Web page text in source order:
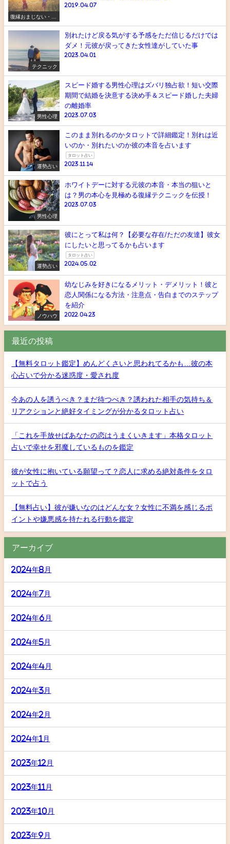
復縁おまじない・ス
ピリチュアル
2019.04.07
テクニック
別れたけど戻る気がする予感をただ信じるだけでは
ダメ！元彼が戻ってきた女性達がしていた事
2023.04.01
男性心理
スピード婚する男性心理はズバリ独占欲！短い交際
期間で結婚を決意する決め手＆スピード婚した夫婦
の離婚率
2023.07.03
運勢占い
このまま別れるのかタロットで詳細鑑定！別れは近
いのか・別れたいのか彼の本音を占います
タロット占い
2023.11.14
男性心理
ホワイトデーに対する元彼の本音・本当の狙いと
は？男の本心を見極める復縁テクニックを伝授！
2023.07.03
運勢占い
彼にとって私は何？【必要な存在/ただの友達】彼女
にしたいと思ってるかも占います
タロット占い
2024.05.02
ノウハウ
幼なじみを好きになるメリット・デメリット！彼と
恋人関係になる方法・注意点・告白までのステップ
を紹介
2022.04.23
最近の投稿
【無料タロット鑑定】めんどくさいと思われてるかも…彼の本
心占いで分かる迷惑度・愛され度
今あの人を誘うべき？まだ待つべき？誘われた相手の気持ち＆
リアクションと絶好タイミングが分かるタロット占い
「これを手放せばあなたの恋はうまくいきます」本格タロット
占いで幸せを邪魔しているものを鑑定
彼が女性に抱いている願望って？恋人に求める絶対条件をタロ
ットで占う
【無料占い】彼が嫌いなのはどんな女？女性に不満を感じるポ
イントや嫌悪感を持たれる行動を鑑定
アーカイブ
2024年8月
2024年7月
2024年6月
2024年5月
2024年4月
2024年3月
2024年2月
2024年1月
2023年12月
2023年11月
2023年10月
2023年9月